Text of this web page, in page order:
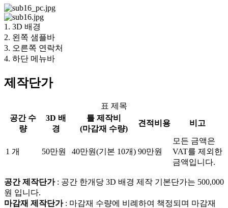
1. 3D 배경
2. 왼쪽 샘플바
3. 오른쪽 연락처
4. 하단 메뉴바
제작단가
표 제목
공간 수
량
3D 배
경
틀 제작비
(마감재 수량)
견적비용 비고
1 개 50만원 40만원(기본 10개) 90만원
모든 금액은
VAT를 제외한
금액입니다.
공간 제작단가: 공간 한개당 3D 배경 제작 기본단가는 500,000
원 입니다.
마감재 제작단가: 마감재 수량에 비례하여 책정되며 마감재